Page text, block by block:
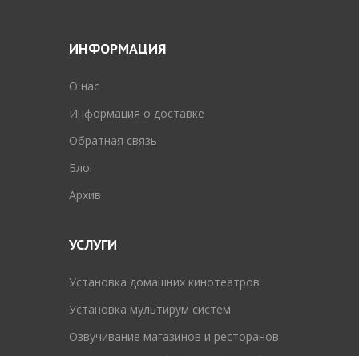
ИНФОРМАЦИЯ
O нас
Информация о доставке
Обратная связь
Блог
Архив
УСЛУГИ
Установка домашних кинотеатров
Установка мультирум систем
Озвучивание магазинов и ресторанов